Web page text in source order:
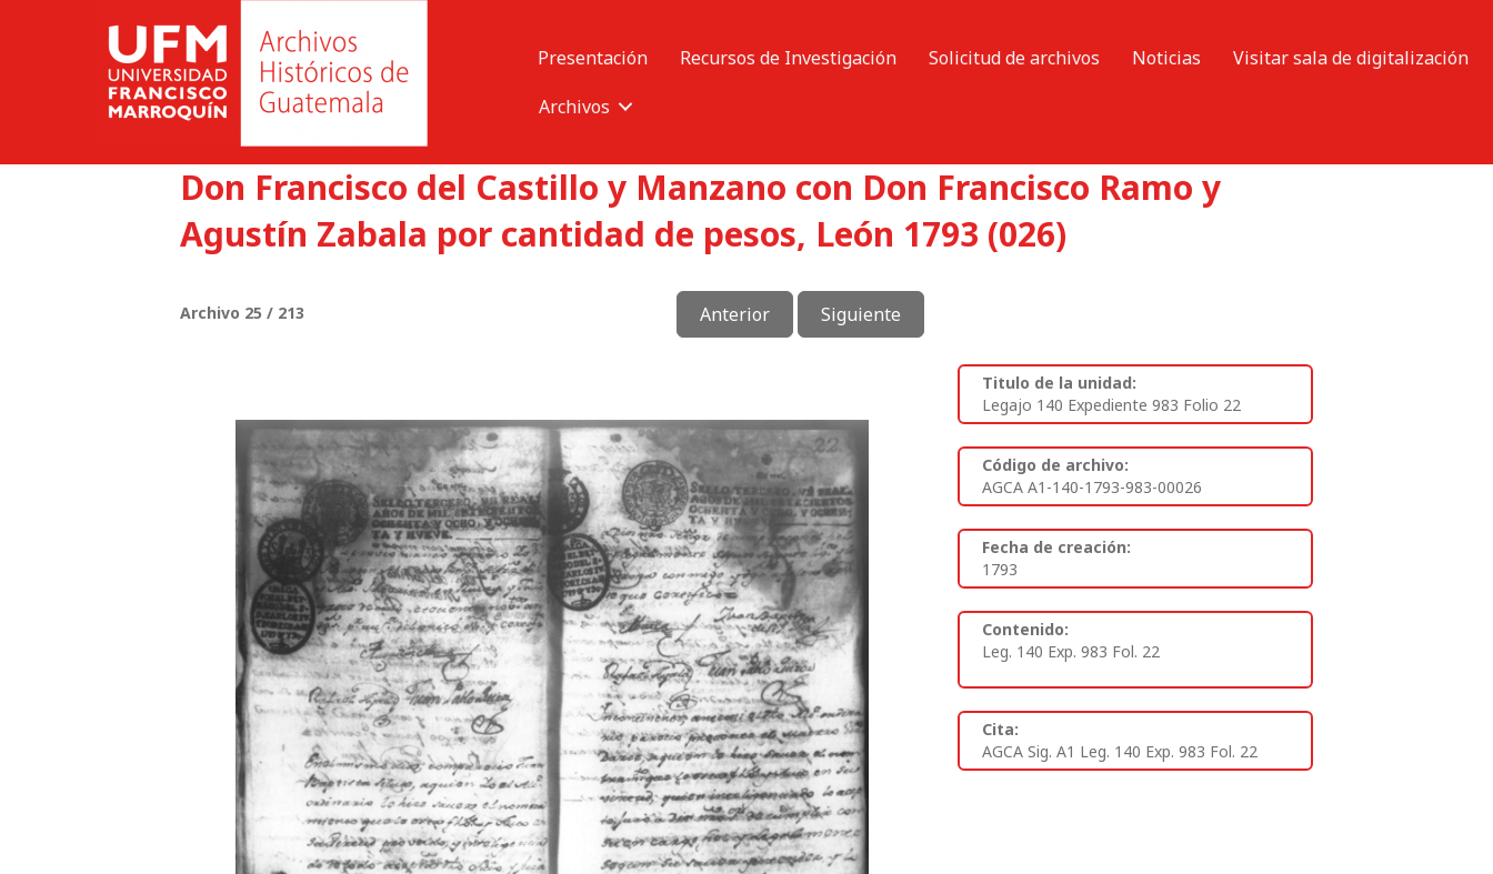
Presentación Recursos de Investigación Solicitud de archivos Noticias
Visitar sala de digitalización
Archivos
Don Francisco del Castillo y Manzano con Don Francisco Ramo y
Agustín Zabala por cantidad de pesos, León 1793 (026)
Archivo 25 / 213 Anterior Siguiente
Titulo de la unidad:
Legajo 140 Expediente 983 Folio 22
Código de archivo:
AGCA A1-140-1793-983-00026
Fecha de creación:
1793
Contenido:
Leg. 140 Exp. 983 Fol. 22
Cita:
AGCA Sig. A1 Leg. 140 Exp. 983 Fol. 22